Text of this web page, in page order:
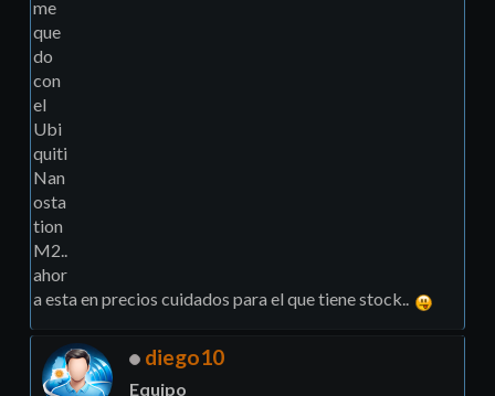
me
que
do
con
el
Ubi
quiti
Nan
osta
tion
M2..
ahor
a esta en precios cuidados para el que tiene stock..
diego10
Equipo